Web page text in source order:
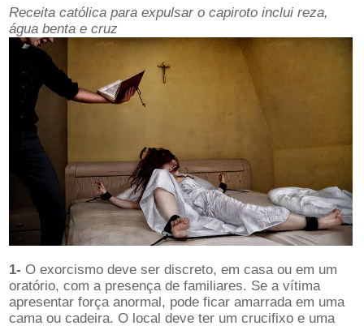
Receita católica para expulsar o capiroto inclui reza,
água benta e cruz
1- O exorcismo deve ser discreto, em casa ou em um
oratório, com a presença de familiares. Se a vítima
apresentar força anormal, pode ficar amarrada em uma
cama ou cadeira. O local deve ter um crucifixo e uma